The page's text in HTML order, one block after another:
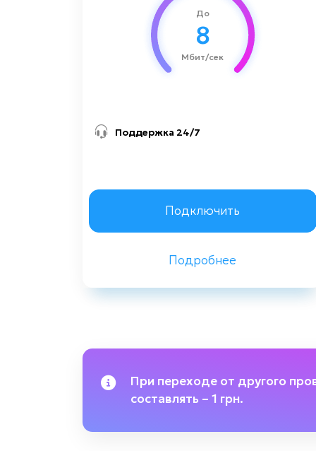
До
8
Мбит/сек
Поддержка 24/7
Подключить
Подробнее
Заказать консультацию
Назад
При переходе от другого
составлять – 1 грн.